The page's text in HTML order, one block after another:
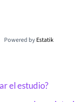
Powered byEstatik
el estudio?